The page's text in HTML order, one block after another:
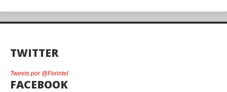
TWITTER
Tweets por @Forintel
FACEBOOK